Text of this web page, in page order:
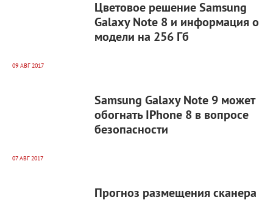
Цветовое решение Samsung
Galaxy Note 8 и информация о
модели на 256 Гб
09 АВГ 2017
Samsung Galaxy Note 9 может
обогнать IPhone 8 в вопросе
безопасности
07 АВГ 2017
Прогноз размещения сканера